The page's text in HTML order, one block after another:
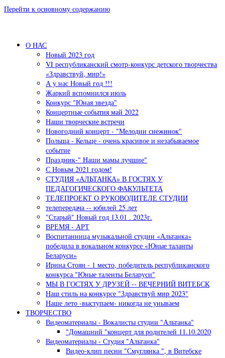
Перейти к основному содержанию
О НАС
Новый 2023 год
VI республиканский смотр-конкурс детского творчества
«Здравствуй, мир!»
А у нас Новый год !!!
Жаркий вспомнился июль
Конкурс "Юная звезда"
Концертные события май 2022
Наши творческие встречи
Новогодний концерт - "Мелодии снежинок"
Польша - Кельце - очень красивое и незабываемое
событие
Праздник-" Наши мамы лучшие"
С Новым 2021 годом!
СТУДИЯ «АЛЬТАНКА» В ГОСТЯХ У
ПЕДАГОГИЧЕСКОГО ФАКУЛЬТЕТА
ТЕЛЕПРОЕКТ О РУКОВОДИТЕЛЕ СТУДИИ
телепередача -- юбилей 25 лет
"Старый" Новый год 13.01 . 2023г.
ВРЕМЯ - АРТ
Воспитанница музыкальной студии «Альтанка»
победила в вокальном конкурсе «Юные таланты
Беларуси»
Ирина Стоян - 1 место, победитель республиканского
конкурса "Юные таленты Беларуси"
МЫ В ГОСТЯХ У ДРУЗЕЙ -- ВЕЧЕРНИЙ ВИТЕБСК
Наш стиль на конкурсе "Здравствуй мир 2023"
Наше лето -выступаем- никогда не унываем
ТВОРЧЕСТВО
Видеоматериалы - Вокалисты студии "Альтанка"
"Домашний "концерт для родителей 11.10.2020
Видеоматериалы - Студия "Альтанка"
Видео-клип песни "Смуглянка ", в Витебске